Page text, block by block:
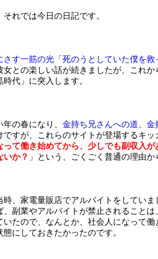
それでは今日の日記です。
さす一筋の光「死のうとしていた僕を救
女との楽しい話が続きましたが、これ
時代」に突入します。
年の春になり、 金持ち兄さんへの道、 金
ですが、これらのサイトが登場するキ
って働き始めてから、少しでも副収入
いか？ 」という、ごくごく普通の理由か
時、家電量販店でアルバイトをしてい
、副業やアルバイトが禁止されること
いたので、なんとか、社会人になって
態にしておきたかったのです。